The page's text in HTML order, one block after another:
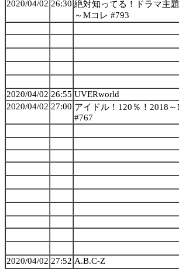
2020/04/02 26:30 絶対知ってる！ドラマ主
～Mコレ #793
2020/04/02 26:55 UVERworld
2020/04/02 27:00 アイドル！120％！2018
#767
2020/04/02 27:52 A.B.C-Z